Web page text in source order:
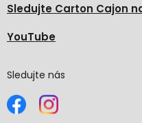
Sledujte Carton Cajon
YouTube
Sledujte nás